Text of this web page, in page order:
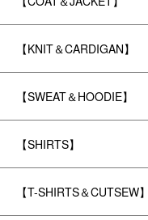
【KNIT＆CARDIGAN】
【SWEAT＆HOODIE】
【SHIRTS】
【T-SHIRTS＆CUTSEW】